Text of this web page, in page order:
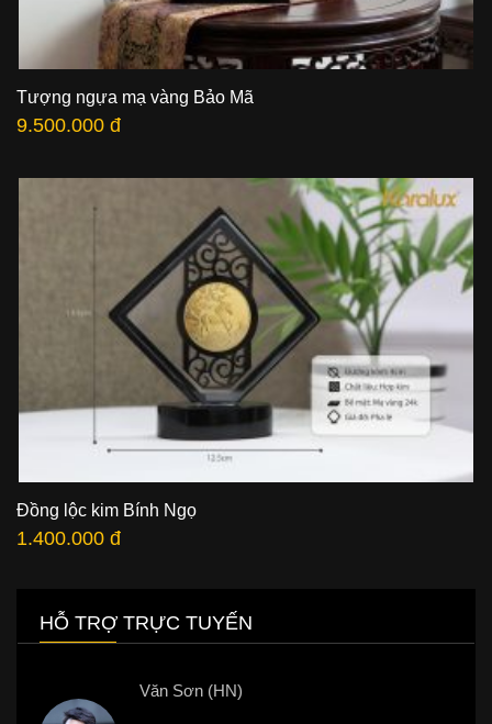
Tượng ngựa mạ vàng Bảo Mã
9.500.000 đ
Đồng lộc kim Bính Ngọ
1.400.000 đ
HỖ TRỢ TRỰC TUYẾN
Văn Sơn (HN)